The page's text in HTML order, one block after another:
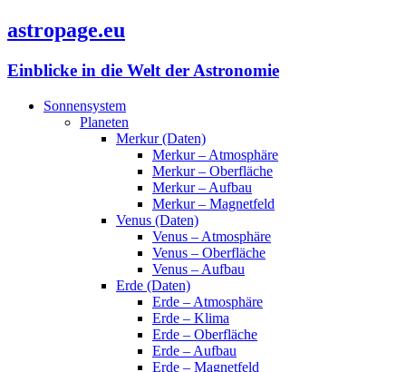
astropage.eu
Einblicke in die Welt der Astronomie
Sonnensystem
Planeten
Merkur (Daten)
Merkur – Atmosphäre
Merkur – Oberfläche
Merkur – Aufbau
Merkur – Magnetfeld
Venus (Daten)
Venus – Atmosphäre
Venus – Oberfläche
Venus – Aufbau
Erde (Daten)
Erde – Atmosphäre
Erde – Klima
Erde – Oberfläche
Erde – Aufbau
Erde – Magnetfeld